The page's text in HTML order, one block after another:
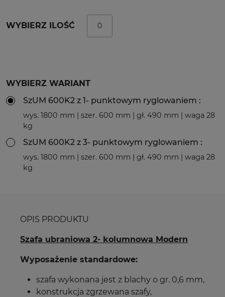
WYBIERZ ILOŚĆ
WYBIERZ WARIANT
SzUM 600K2 z 1- punktowym ryglowaniem :
wys. 1800 mm | szer. 600 mm | gł. 490 mm | waga 28
kg
SzUM 600K2 z 3- punktowym ryglowaniem :
wys. 1800 mm | szer. 600 mm | gł. 490 mm | waga 28
kg
OPIS PRODUKTU
Szafa ubraniowa 2- kolumnowa Modern
Wyposażenie standardowe:
szafa wykonana jest z blachy o gr. 0,6 mm,
konstrukcja zgrzewana szafy,